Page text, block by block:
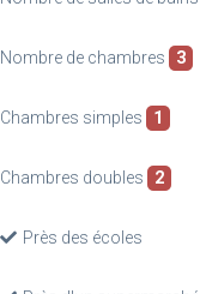
Nombre de chambres 3
Chambres simples 1
Chambres doubles 2
Près des écoles